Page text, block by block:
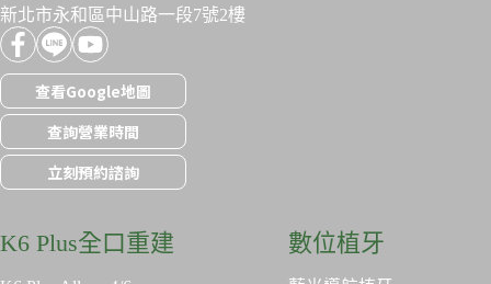
新北市永和區中山路一段7號2樓
查看Google地圖
查詢營業時間
立刻預約諮詢
K6 Plus全口重建 數位植牙